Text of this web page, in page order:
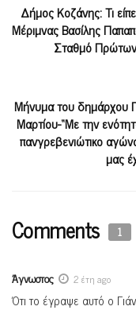
Δήμος Κοζάνης: Τι
Μέριμνας Βασίλης
Σταθμό Πρώτων
Μήνυμα του δημάρχου
Μαρτίου-“Με την
πανγρεβενιώτικο
μας
Comments 1
Άγνωστος 2 έτη ago
Ότι το έγραψε αυτό ο